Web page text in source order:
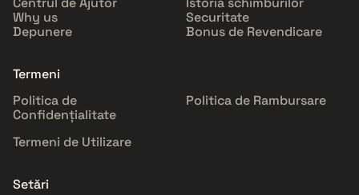
Why us
Depunere
Securitate
Bonus de Revendicare
Termeni
Politica de
Confidențialitate
Politica de Rambursare
Termeni de Utilizare
Setări